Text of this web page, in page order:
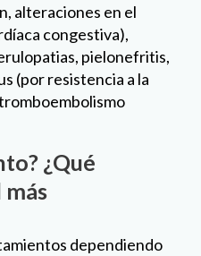
alteraciones en el
congestiva),
pielonefritis,
(por resistencia a la
¿Qué
dependiendo